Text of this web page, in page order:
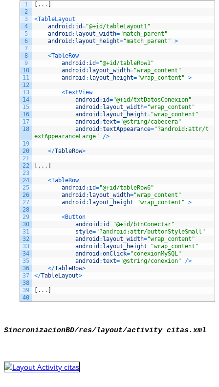
1
2
3
4
5
6
7
8
9
10
11
12
13
14
15
16
17
18
19
20
21
22
23
24
25
26
27
28
29
30
31
32
33
34
35
36
37
38
39
40
[ . . . ]
<TableLayout
android : id="@+id/tableLayout1"
android : layout_width="match_parent"
android : layout_height="match_parent" >
<TableRow
android : id="@+id/tableRow1"
android : layout_width="wrap_content"
android : layout_height="wrap_content" >
<TextView
android : id="@+id/txtDatosConexion"
android : layout_width="wrap_content"
android : layout_height="wrap_content"
android :text="@string/cabecera"
android :textAppearance="?android:attr/t
extAppearanceLarge"
/>
</TableRow>
[ . . . ]
<TableRow
android : id="@+id/tableRow6"
android : layout_width="wrap_content"
android : layout_height="wrap_content" >
<Button
android : id="@+id/btnConectar"
style="?android:attr/buttonStyleSmall"
android : layout_width="wrap_content"
android : layout_height="wrap_content"
android :onClick="conexionMySQL"
android :text="@string/conexion" />
</TableRow>
</TableLayout>
[ . . . ]
SincronizacionBD/res/layout/activity_citas.xml